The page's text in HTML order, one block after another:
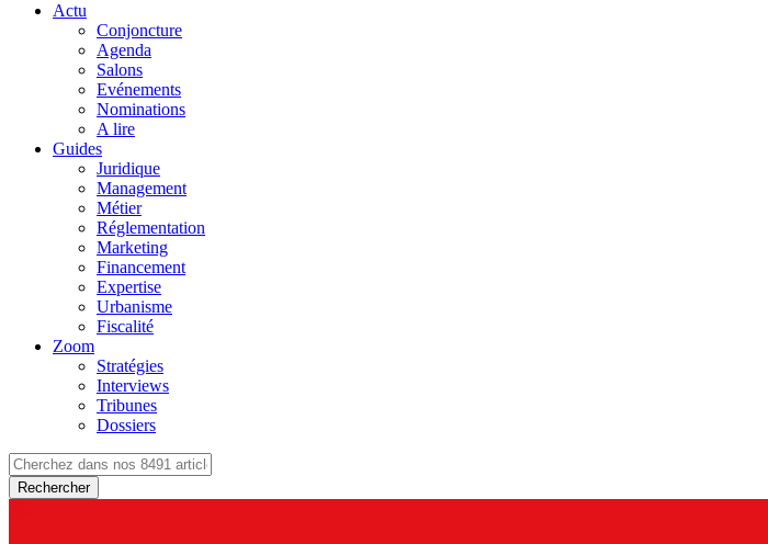
Actu
Conjoncture
Agenda
Salons
Evénements
Nominations
A lire
Guides
Juridique
Management
Métier
Réglementation
Marketing
Financement
Expertise
Urbanisme
Fiscalité
Zoom
Stratégies
Interviews
Tribunes
Dossiers
Rechercher